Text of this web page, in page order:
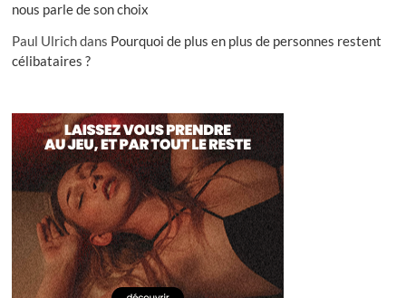
nous parle de son choix
Paul Ulrichdans Pourquoi de plus en plus de personnes restent
célibataires ?